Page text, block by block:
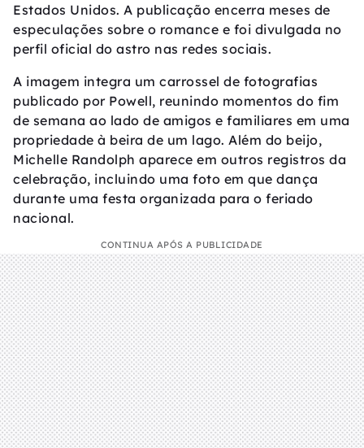
Estados Unidos. A publicação encerra meses de
especulações sobre o romance e foi divulgada no
perfil oficial do astro nas redes sociais.
A imagem integra um carrossel de fotografias
publicado por Powell, reunindo momentos do fim
de semana ao lado de amigos e familiares em uma
propriedade à beira de um lago. Além do beijo,
Michelle Randolph aparece em outros registros da
celebração, incluindo uma foto em que dança
durante uma festa organizada para o feriado
nacional.
CONTINUA APÓS A PUBLICIDADE